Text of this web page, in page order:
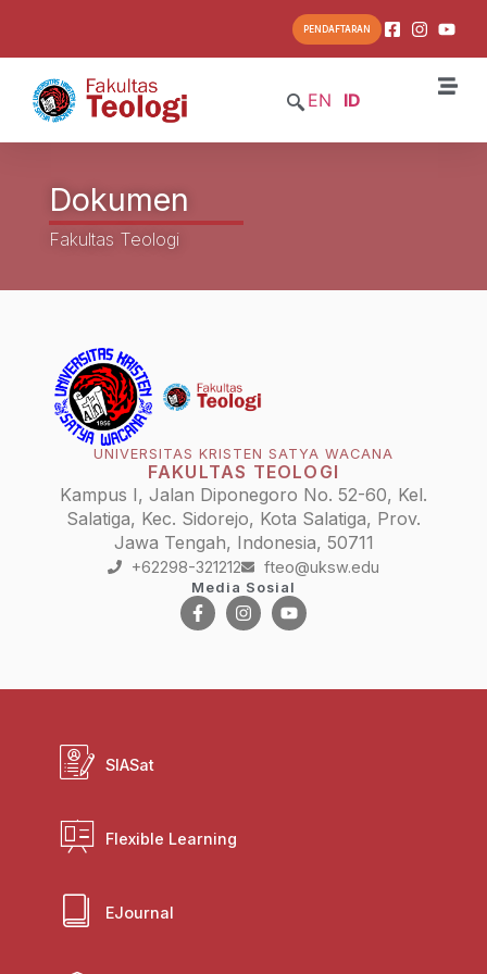
PENDAFTARAN
EN ID
Dokumen
Fakultas Teologi
UNIVERSITAS KRISTEN SATYA WACANA
FAKULTAS TEOLOGI
Kampus I, Jalan Diponegoro No. 52-60, Kel.
Salatiga, Kec. Sidorejo, Kota Salatiga, Prov.
Jawa Tengah, Indonesia, 50711
+62298-321212 fteo@uksw.edu
Media Sosial
SIASat
Flexible Learning
EJournal